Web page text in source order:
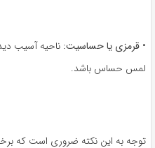
• قرمزی یا حساسیت: ناحیه آسیب
لمس حساس باشد.
توجه به این نکته ضروری است که برخی